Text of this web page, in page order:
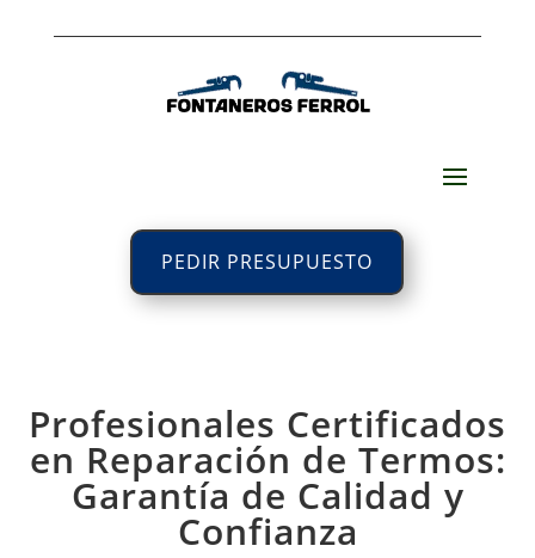
PEDIR PRESUPUESTO
Profesionales Certificados
en Reparación de Termos:
Garantía de Calidad y
Confianza